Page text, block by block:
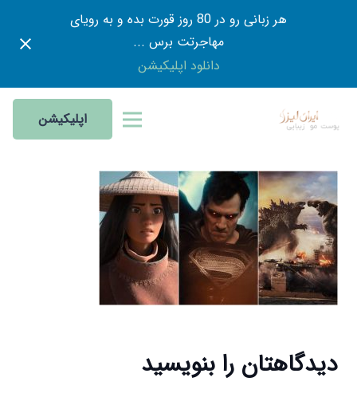
هر زبانی رو در 80 روز قورت بده و به رویای
مهاجرتت برس ...
دانلود اپلیکیشن
اپلیکیشن
دیدگاهتان را بنویسید